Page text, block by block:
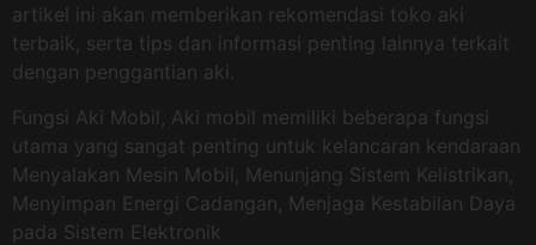
artikel ini akan memberikan rekomendasi toko aki
terbaik, serta tips dan informasi penting lainnya terkait
dengan penggantian aki.
Fungsi Aki Mobil, Aki mobil memiliki beberapa fungsi
utama yang sangat penting untuk kelancaran kendaraan
Menyalakan Mesin Mobil, Menunjang Sistem Kelistrikan,
Menyimpan Energi Cadangan, Menjaga Kestabilan Daya
pada Sistem Elektronik